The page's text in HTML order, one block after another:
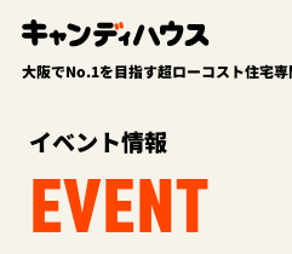
大阪でNo.1を目指す超ローコスト住宅専
イベント情報
EVENT